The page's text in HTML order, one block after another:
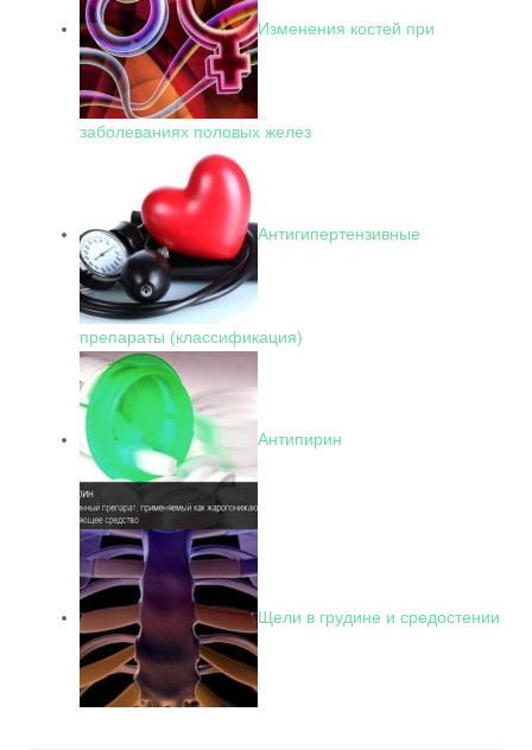
Изменения костей при
заболеваниях половых желез
Антигипертензивные
препараты (классификация)
Антипирин
Щели в грудине и средостении